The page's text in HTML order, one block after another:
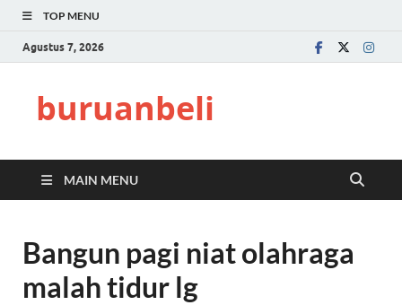
TOP MENU
Agustus 7, 2026
buruanbeli
MAIN MENU
Bangun pagi niat olahraga
malah tidur lg